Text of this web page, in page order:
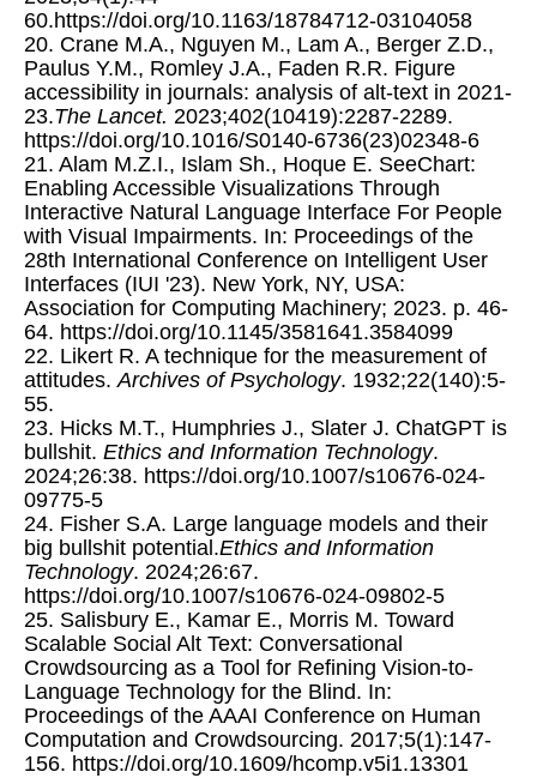
60.https://doi.org/10.1163/18784712-03104058
20. Crane M.A., Nguyen M., Lam A., Berger Z.D.,
Paulus Y.M., Romley J.A., Faden R.R. Figure
accessibility in journals: analysis of alt-text in 2021-
23.The Lancet. 2023;402(10419):2287-2289.
https://doi.org/10.1016/S0140-6736(23)02348-6
21. Alam M.Z.I., Islam Sh., Hoque E. SeeChart:
Enabling Accessible Visualizations Through
Interactive Natural Language Interface For People
with Visual Impairments. In: Proceedings of the
28th International Conference on Intelligent User
Interfaces (IUI '23). New York, NY, USA:
Association for Computing Machinery; 2023. p. 46-
64. https://doi.org/10.1145/3581641.3584099
22. Likert R. A technique for the measurement of
attitudes.Archives of Psychology. 1932;22(140):5-
55.
23. Hicks M.T., Humphries J., Slater J. ChatGPT is
bullshit. Ethics and Information Technology.
2024;26:38. https://doi.org/10.1007/s10676-024-
09775-5
24. Fisher S.A. Large language models and their
big bullshit potential.Ethics and Information
Technology. 2024;26:67.
https://doi.org/10.1007/s10676-024-09802-5
25. Salisbury E., Kamar E., Morris M. Toward
Scalable Social Alt Text: Conversational
Crowdsourcing as a Tool for Refining Vision-to-
Language Technology for the Blind. In:
Proceedings of the AAAI Conference on Human
Computation and Crowdsourcing. 2017;5(1):147-
156. https://doi.org/10.1609/hcomp.v5i1.13301